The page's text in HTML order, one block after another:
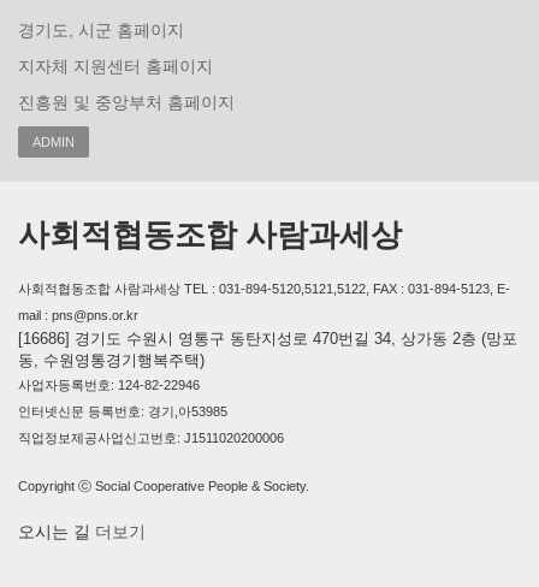
경기도, 시군 홈페이지
지자체 지원센터 홈페이지
진흥원 및 중앙부처 홈페이지
ADMIN
사회적협동조합 사람과세상
사회적협동조합 사람과세상 TEL : 031-894-5120,5121,5122, FAX : 031-894-5123, E-
mail : pns@pns.or.kr
[16686] 경기도 수원시 영통구 동탄지성로 470번길 34, 상가동 2층 (망포
동, 수원영통경기행복주택)
사업자등록번호: 124-82-22946
인터넷신문 등록번호: 경기,아53985
직업정보제공사업신고번호: J1511020200006
Copyright ⓒ Social Cooperative People & Society.
오시는 길 더보기